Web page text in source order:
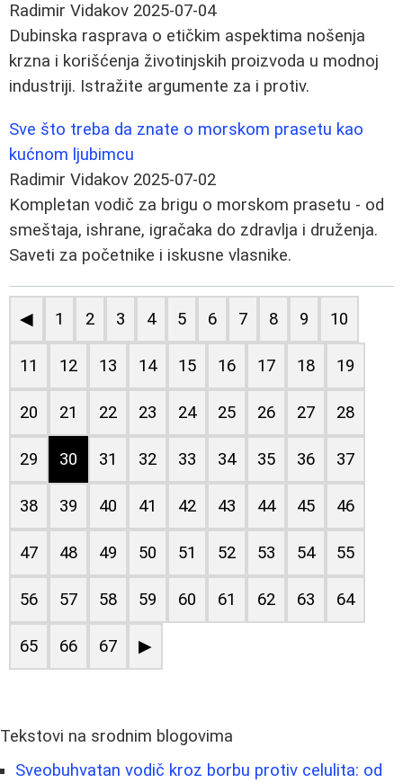
Radimir Vidakov 2025-07-04
Dubinska rasprava o etičkim aspektima nošenja
krzna i korišćenja životinjskih proizvoda u modnoj
industriji. Istražite argumente za i protiv.
Sve što treba da znate o morskom prasetu kao
kućnom ljubimcu
Radimir Vidakov 2025-07-02
Kompletan vodič za brigu o morskom prasetu - od
smeštaja, ishrane, igračaka do zdravlja i druženja.
Saveti za početnike i iskusne vlasnike.
◀ 1 2 3 4 5 6 7 8 9 10
11 12 13 14 15 16 17 18 19
20 21 22 23 24 25 26 27 28
29 30 31 32 33 34 35 36 37
38 39 40 41 42 43 44 45 46
47 48 49 50 51 52 53 54 55
56 57 58 59 60 61 62 63 64
65 66 67 ▶
Tekstovi na srodnim blogovima
Sveobuhvatan vodič kroz borbu protiv celulita: od